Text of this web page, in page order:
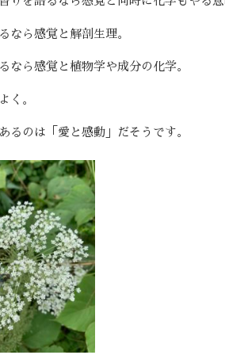
なら感覚と解剖生理。
なら感覚と植物学や成分の化学。
く。
るのは「愛と感動」だそうです。